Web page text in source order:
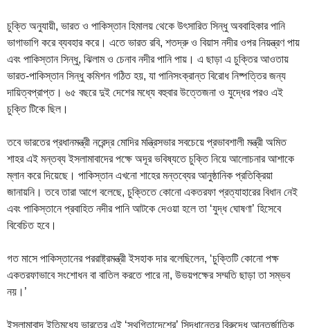
চুক্তি অনুযায়ী, ভারত ও পাকিস্তান হিমালয় থেকে উৎসারিত সিন্ধু অববাহিকার পানি
ভাগাভাগি করে ব্যবহার করে। এতে ভারত রবি, শতদ্রু ও বিয়াস নদীর ওপর নিয়ন্ত্রণ পায়
এবং পাকিস্তান সিন্ধু, ঝিলাম ও চেনাব নদীর পানি পায়। এ ছাড়া এ চুক্তির আওতায়
ভারত-পাকিস্তান সিন্ধু কমিশন গঠিত হয়, যা পানিসংক্রান্ত বিরোধ নিষ্পত্তির জন্য
দায়িত্বপ্রাপ্ত। ৬৫ বছরে দুই দেশের মধ্যে বহুবার উত্তেজনা ও যুদ্ধের পরও এই
চুক্তি টিকে ছিল।
তবে ভারতের প্রধানমন্ত্রী নরেন্দ্র মোদির মন্ত্রিসভার সবচেয়ে প্রভাবশালী মন্ত্রী অমিত
শাহর এই মন্তব্য ইসলামাবাদের পক্ষে অদূর ভবিষ্যতে চুক্তি নিয়ে আলোচনার আশাকে
ম্লান করে দিয়েছে। পাকিস্তান এখনো শাহের মন্তব্যের আনুষ্ঠানিক প্রতিক্রিয়া
জানায়নি। তবে তারা আগে বলেছে, চুক্তিতে কোনো একতরফা প্রত্যাহারের বিধান নেই
এবং পাকিস্তানে প্রবাহিত নদীর পানি আটকে দেওয়া হলে তা ‘যুদ্ধ ঘোষণা’ হিসেবে
বিবেচিত হবে।
গত মাসে পাকিস্তানের পররাষ্ট্রমন্ত্রী ইসহাক দার বলেছিলেন, ‘চুক্তিটি কোনো পক্ষ
একতরফাভাবে সংশোধন বা বাতিল করতে পারে না, উভয়পক্ষের সম্মতি ছাড়া তা সম্ভব
নয়।’
ইসলামাবাদ ইতিমধ্যে ভারতের এই ‘স্থগিতাদেশের’ সিদ্ধান্তের বিরুদ্ধে আন্তর্জাতিক